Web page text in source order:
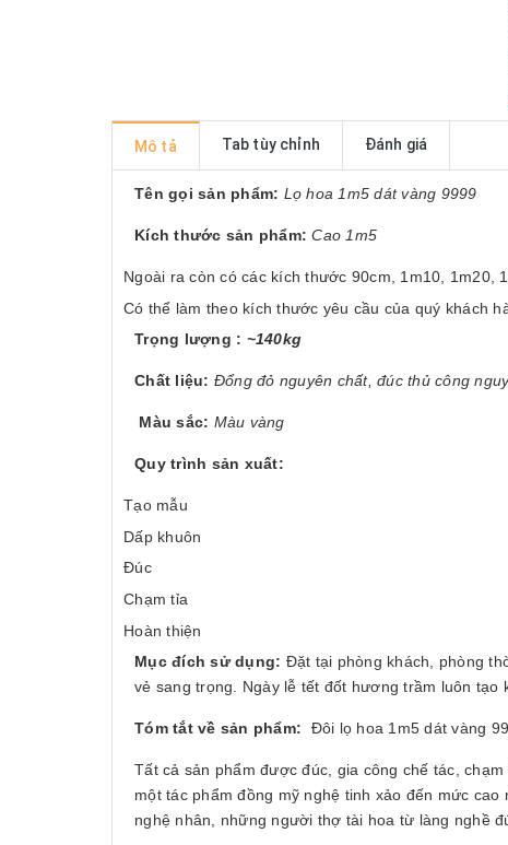
Mô tả Tab tùy chỉnh Đánh giá
Tên gọi sản phẩm: Lọ hoa 1m5 dát vàng 9999
Kích thước sản phẩm:Cao 1m5
Ngoài ra còn có các kích thước 90cm, 1m10, 1m20,
Có thể làm theo kích thước yêu cầu của quý khách
Trọng lượng : ~140kg
Chất liệu: Đổng đỏ nguyên chất, đúc thủ công
Màu sắc: Màu vàng
Quy trình sản xuất:
Tạo mẫu
Dấp khuôn
Đúc
Chạm tỉa
Hoàn thiện
Mục đích sử dụng: Đặt tại phòng khách, phòng
vẻ sang trọng. Ngày lễ tết đốt hương trầm luôn tạo
Tóm tắt về sản phẩm: Đôi lọ hoa 1m5 dát vàng
Tất cả sản phẩm được đúc, gia công chế tác,
một tác phẩm đồng mỹ nghệ tinh xảo đến mức
nghệ nhân, những người thợ tài hoa từ làng nghề